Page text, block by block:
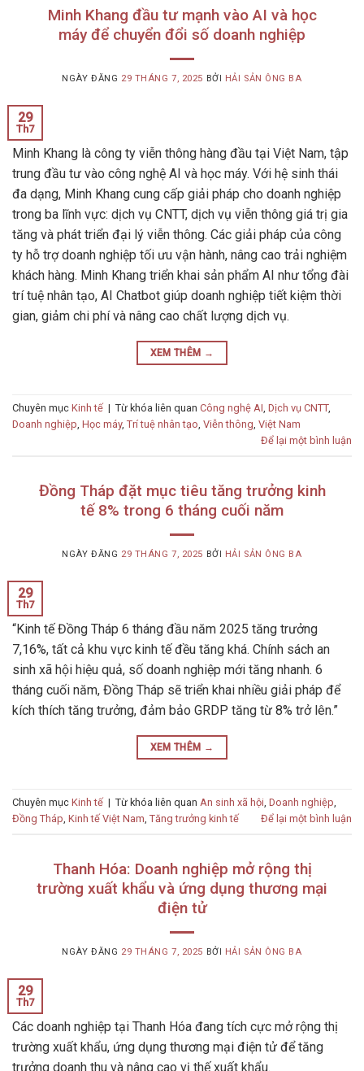
Minh Khang đầu tư mạnh vào AI và học
máy để chuyển đổi số doanh nghiệp
NGÀY ĐĂNG 29 THÁNG 7, 2025 BỞI HẢI SẢN ÔNG BA
29
Th7
Minh Khang là công ty viễn thông hàng đầu tại Việt Nam, tập
trung đầu tư vào công nghệ AI và học máy. Với hệ sinh thái
đa dạng, Minh Khang cung cấp giải pháp cho doanh nghiệp
trong ba lĩnh vực: dịch vụ CNTT, dịch vụ viễn thông giá trị gia
tăng và phát triển đại lý viễn thông. Các giải pháp của công
ty hỗ trợ doanh nghiệp tối ưu vận hành, nâng cao trải nghiệm
khách hàng. Minh Khang triển khai sản phẩm AI như tổng đài
trí tuệ nhân tạo, AI Chatbot giúp doanh nghiệp tiết kiệm thời
gian, giảm chi phí và nâng cao chất lượng dịch vụ.
XEM THÊM →
Chuyên mục Kinh tế | Từ khóa liên quan Công nghệ AI, Dịch vụ CNTT,
Doanh nghiệp, Học máy, Trí tuệ nhân tạo, Viễn thông, Việt Nam
Để lại một bình luận
Đồng Tháp đặt mục tiêu tăng trưởng kinh
tế 8% trong 6 tháng cuối năm
NGÀY ĐĂNG 29 THÁNG 7, 2025 BỞI HẢI SẢN ÔNG BA
29
Th7
“Kinh tế Đồng Tháp 6 tháng đầu năm 2025 tăng trưởng
7,16%, tất cả khu vực kinh tế đều tăng khá. Chính sách an
sinh xã hội hiệu quả, số doanh nghiệp mới tăng nhanh. 6
tháng cuối năm, Đồng Tháp sẽ triển khai nhiều giải pháp để
kích thích tăng trưởng, đảm bảo GRDP tăng từ 8% trở lên.”
XEM THÊM →
Chuyên mục Kinh tế | Từ khóa liên quan An sinh xã hội, Doanh nghiệp,
Đồng Tháp, Kinh tế Việt Nam, Tăng trưởng kinh tế Để lại một bình luận
Thanh Hóa: Doanh nghiệp mở rộng thị
trường xuất khẩu và ứng dụng thương mại
điện tử
NGÀY ĐĂNG 29 THÁNG 7, 2025 BỞI HẢI SẢN ÔNG BA
29
Th7
Các doanh nghiệp tại Thanh Hóa đang tích cực mở rộng thị
trường xuất khẩu, ứng dụng thương mại điện tử để tăng
trưởng doanh thu và nâng cao vị thế xuất khẩu.